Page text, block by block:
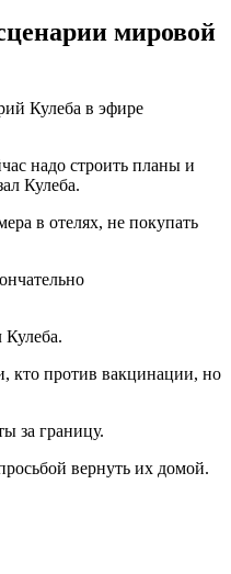
мировой
Кулеба в эфире
надо строить планы и
Кулеба.
в отелях, не покупать
Кулеба.
кто против вакцинации, но
за границу.
вернуть их домой.